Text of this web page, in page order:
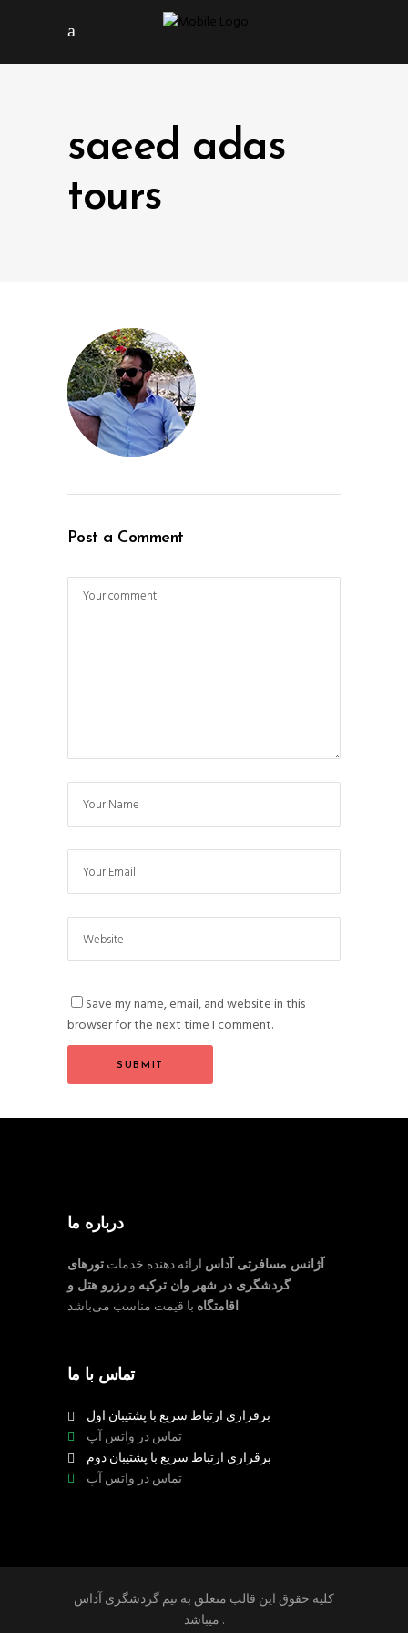
saeed adas
tours
Post a Comment
Save my name, email, and website in this
browser for the next time I comment.
درباره ما
آژانس مسافرتی آداس ارائه دهنده خدماتتورهای
گردشگری در شهر وان ترکیه ورزرو هتل و
اقامتگاهبا قیمت مناسب می‌باشد.
تماس با ما
برقراری ارتباط سریع با پشتیبان اول
تماس در واتس آپ
برقراری ارتباط سریع با پشتیبان دوم
تماس در واتس آپ
کلیه حقوق این قالب متعلق به تیم گردشگری آداس
میباشد .